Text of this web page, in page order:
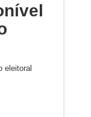
eleitoral